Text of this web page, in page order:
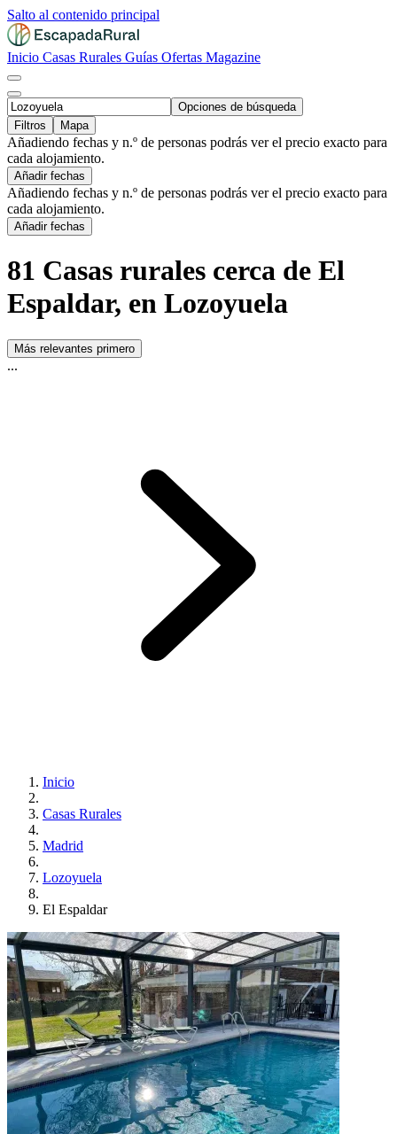
Salto al contenido principal
Inicio Casas Rurales Guías Ofertas Magazine
Opciones de búsqueda
Filtros
Mapa
Añadiendo fechas y n.º de personas podrás ver el precio exacto para
cada alojamiento.
Añadir fechas
Añadiendo fechas y n.º de personas podrás ver el precio exacto para
cada alojamiento.
Añadir fechas
81 Casas rurales cerca de El
Espaldar, en Lozoyuela
Más relevantes primero
...
Inicio
Casas Rurales
Madrid
Lozoyuela
El Espaldar